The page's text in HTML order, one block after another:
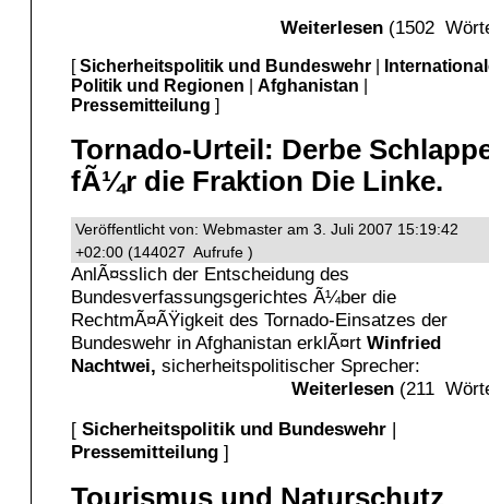
Weiterlesen (1502
[Sicherheitspolitik und Bundeswehr
Politik und Regionen
Afghanistan
Pressemitteilung ]
Tornado-Urteil: Derbe
fÃ¼r die Fraktion Die Linke.
Veröffentlicht von: Webmaster am 3. Juli 2007 15:19:42
+02:00 (144027 Aufrufe )
AnlÃ¤sslich der Entscheidung des
Bundesverfassungsgerichtes Ã¼ber die
RechtmÃ¤ÃŸigkeit des Tornado-Einsatzes der
Bundeswehr in Afghanistan erklÃ¤rt Winfried
Nachtwei, sicherheitspolitischer Sprecher:
Weiterlesen (211
[ Sicherheitspolitik und Bundeswehr |
Pressemitteilung ]
Tourismus und Naturschutz